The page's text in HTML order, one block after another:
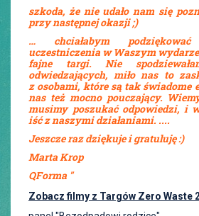
szkoda, że nie udało nam się
przy następnej okazji ;)
… chciałabym
uczestniczenia w Waszym
fajne targi. Nie
odwiedzających, miło nas to
z osobami, które są tak świadome
nas też mocno pouczający.
musimy poszukać odpowiedzi, i
iść z naszymi działaniami. ....
Jeszcze raz dziękuje i gratuluję :)
Marta Krop
QForma "
Zobacz filmy z Targów Zero Waste